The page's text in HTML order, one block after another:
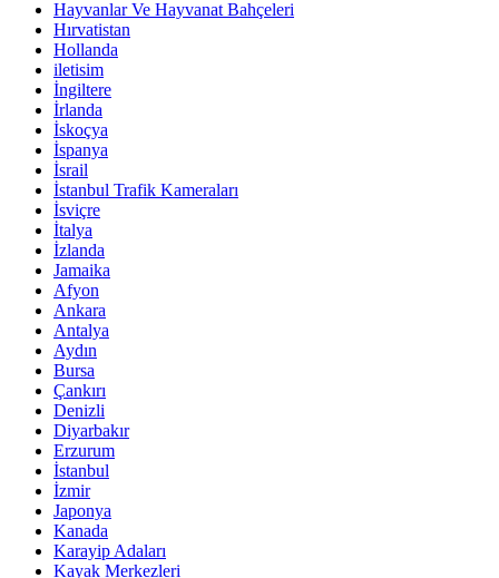
Hayvanlar Ve Hayvanat Bahçeleri
Hırvatistan
Hollanda
iletisim
İngiltere
İrlanda
İskoçya
İspanya
İsrail
İstanbul Trafik Kameraları
İsviçre
İtalya
İzlanda
Jamaika
Afyon
Ankara
Antalya
Aydın
Bursa
Çankırı
Denizli
Diyarbakır
Erzurum
İstanbul
İzmir
Japonya
Kanada
Karayip Adaları
Kayak Merkezleri